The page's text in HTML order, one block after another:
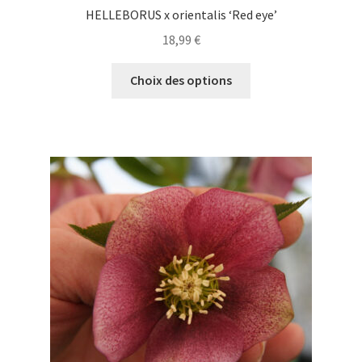
HELLEBORUS x orientalis ‘Red eye’
18,99 €
Choix des options
Les
options
peuvent
être
choisies
sur
la
page
du
produit